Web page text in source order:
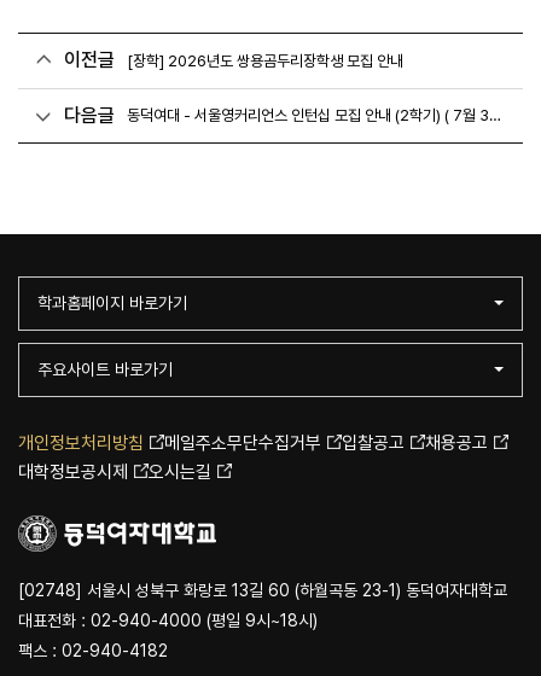
이전글 [장학] 2026년도 쌍용곰두리장학생 모집 안내
다음글 동덕여대 - 서울영커리언스 인턴십 모집 안내 (2학기) ( 7월 3일 까지)
개인정보처리방침 메일주소무단수집거부 입찰공고
채용공고
대학정보공시제
오시는길
주요사이트 바로가기
학과홈페이지 바로가기
[02748] 서울시 성북구 화랑로 13길 60 (하월곡동 23-1) 동덕여자대학교
대표전화 : 02-940-4000 (평일 9시~18시)
팩스 : 02-940-4182